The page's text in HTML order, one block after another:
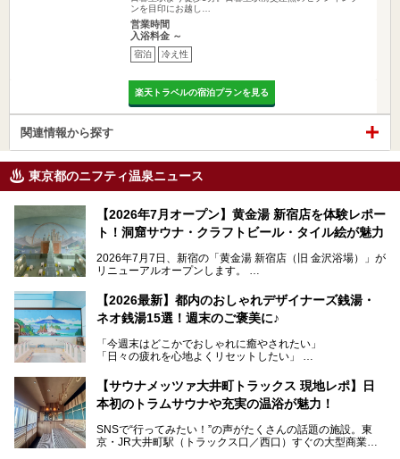
ンを目印にお越し…
営業時間
入浴料金 ～
宿泊 冷え性
楽天トラベルの宿泊プランを見る
関連情報から探す
東京都のニフティ温泉ニュース
【2026年7月オープン】黄金湯 新宿店を体験レポー
ト！洞窟サウナ・クラフトビール・タイル絵が魅力
2026年7月7日、新宿の「黄金湯 新宿店（旧 金沢浴場）」が
リニューアルオープンします。
レトロでノスタルジックなタイル絵はそのまま、昔からここ
を知る地元の人にも、新しく足を運んでくれる人にも愛され
る、今の時代の"銭湯"として生まれ変わりました。洞窟のよ
ビアバーなど、新しく登場したスポットも併せて紹介しま
す。充実した設備があるのに、基本の入浴料が銭湯価格の5
【2026最新】都内のおしゃれデザイナーズ銭湯・
ネオ銭湯15選！週末のご褒美に♪
「今週末はどこかでおしゃれに癒やされたい」
「日々の疲れを心地よくリセットしたい」
となっている新しいスタイルの銭湯です。
最近、SNSやメディアで「デザイナーズ銭湯」や「ネオ銭
本記事では、そもそもこれらがどんな銭湯なのか、その気に
【サウナメッツァ大井町トラックス 現地レポ】日
本初のトラムサウナや充実の温浴が魅力！
SNSで“行ってみたい！”の声がたくさんの話題の施設。東
京・JR大井町駅（トラックス口／西口）すぐの大型商業施